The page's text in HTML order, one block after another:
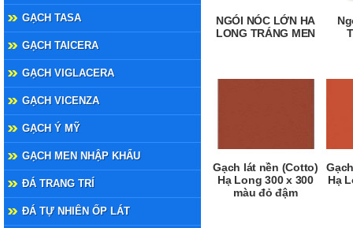
GẠCH TASA
GẠCH TAICERA
GẠCH VIGLACERA
GẠCH VICENZA
GẠCH Ý MỸ
GẠCH MEN NHẬP KHẨU
ĐÁ TRANG TRÍ
ĐÁ TỰ NHIÊN ỐP LÁT
NGÓI NÓC LỚN HA
LONG TRÁNG MEN
Gạch lát nền (Cotto)
Hạ Long 300 x 300
màu đỏ đậm
Hạ